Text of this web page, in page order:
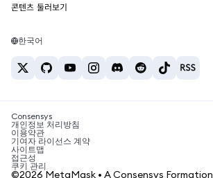
웹3 서비스
고객 지원
채용
테더 가격
USDT를 INR로 환전
BTC를 INR로 환전
ETH를 USDT로 환전
ETH 매수
USDT 매수
SHIB 매수
BNB 매수
콘텐츠 둘러보기
솔라나 지갑
암호화폐 세금 뉴스
암호화폐 매수 방법
비트코인 매도 방법
한국어
Consensys
개인정보 처리방침
이용약관
기여자 라이선스 계약
사이트맵
접근성
쿠키 관리
©2026 MetaMask • A Consensys Formation